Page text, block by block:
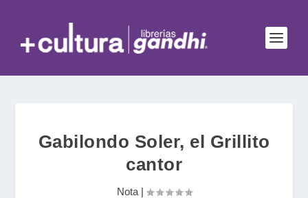
Gabilondo Soler, el Grillito
cantor
Nota|